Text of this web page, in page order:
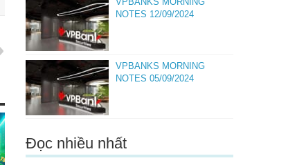
NOTES 12/09/2024
VPBANKS MORNING
NOTES 05/09/2024
Đọc nhiều nhất